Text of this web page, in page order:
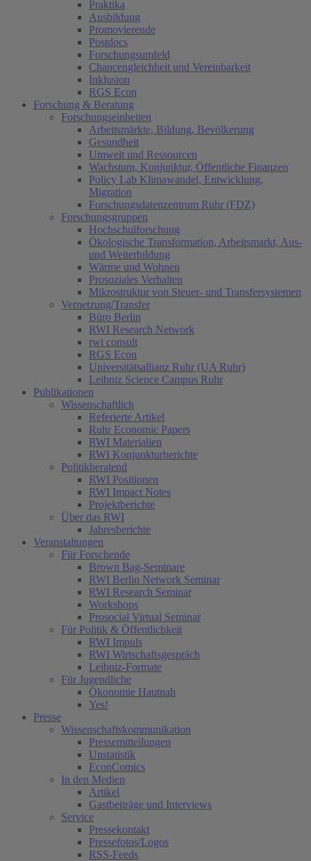
Praktika
Ausbildung
Promovierende
Postdocs
Forschungsumfeld
Chancengleichheit und Vereinbarkeit
Inklusion
RGS Econ
Forschung & Beratung
Forschungseinheiten
Arbeitsmärkte, Bildung, Bevölkerung
Gesundheit
Umwelt und Ressourcen
Wachstum, Konjunktur, Öffentliche Finanzen
Policy Lab Klimawandel, Entwicklung,
Migration
Forschungsdatenzentrum Ruhr (FDZ)
Forschungsgruppen
Hochschulforschung
Ökologische Transformation, Arbeitsmarkt, Aus-
und Weiterbildung
Wärme und Wohnen
Prosoziales Verhalten
Mikrostruktur von Steuer- und Transfersystemen
Vernetzung/Transfer
Büro Berlin
RWI Research Network
rwi consult
RGS Econ
Universitätsallianz Ruhr (UA Ruhr)
Leibniz Science Campus Ruhr
Publikationen
Wissenschaftlich
Referierte Artikel
Ruhr Economic Papers
RWI Materialien
RWI Konjunkturberichte
Politikberatend
RWI Positionen
RWI Impact Notes
Projektberichte
Über das RWI
Jahresberichte
Veranstaltungen
Für Forschende
Brown Bag-Seminare
RWI Berlin Network Seminar
RWI Research Seminar
Workshops
Prosocial Virtual Seminar
Für Politik & Öffentlichkeit
RWI Impuls
RWI Wirtschaftsgespräch
Leibniz-Formate
Für Jugendliche
Ökonomie Hautnah
Yes!
Presse
Wissenschaftskommunikation
Pressemitteilungen
Unstatistik
EconComics
In den Medien
Artikel
Gastbeiträge und Interviews
Service
Pressekontakt
Pressefotos/Logos
RSS-Feeds